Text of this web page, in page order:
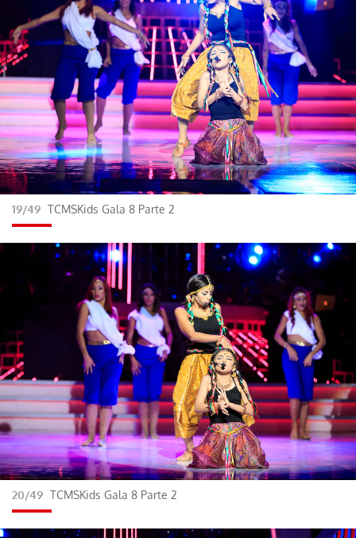
19/49 TCMSKids Gala 8 Parte 2
20/49 TCMSKids Gala 8 Parte 2